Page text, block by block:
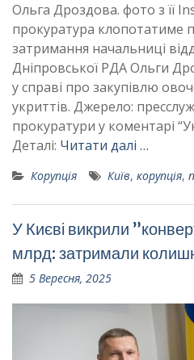
Ольга Дроздова. фото з її
прокуратура клопотатиме
затримання начальниці
Дніпровської РДА Ольги
у справі про закупівлю
укриттів. Джерело:
прокуратури у коментарі
Деталі: Читати далі …
Корупція Київ, корупція,
У Києві викрили
млрд: затримали
5 Вересня, 2025